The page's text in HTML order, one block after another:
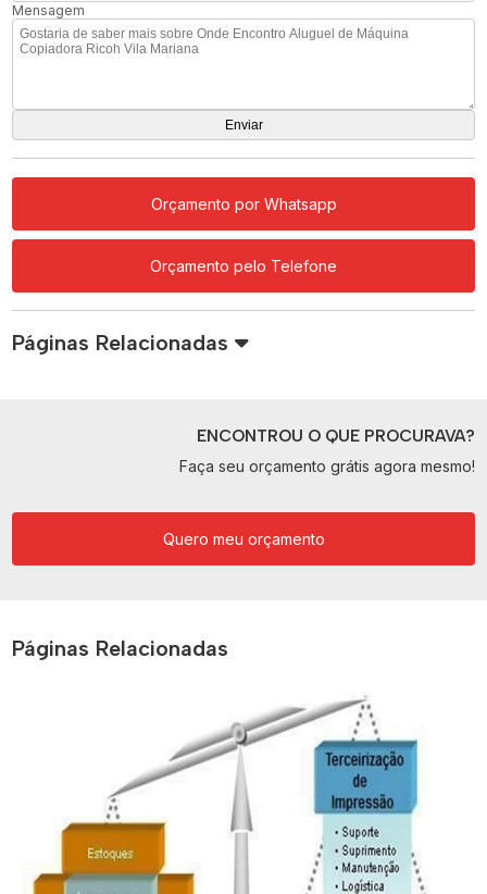
Mensagem
Orçamento por Whatsapp
Orçamento pelo Telefone
Páginas Relacionadas
ENCONTROU O QUE PROCURAVA?
Faça seu orçamento grátis agora mesmo!
Quero meu orçamento
Páginas Relacionadas